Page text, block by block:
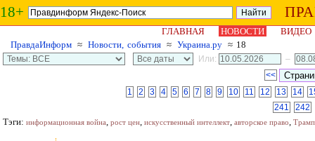
18+
ГЛАВНАЯ НОВОСТИ
ВИДЕО
ПравдаИнформ ≈ Новости, события ≈ Украина.ру ≈ 18
Или:
–
<<
1
2 3 4 5 6 7 8 9 10 11 12 13 14
241
242
Тэги: информационная война, рост цен, искусственный интеллект, авторское право, Трамп